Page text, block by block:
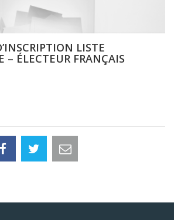
LISTE
– ÉLECTEUR FRANÇAIS